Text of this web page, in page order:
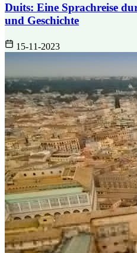
Duits: Eine Sprachreise
und Geschichte
15-11-2023